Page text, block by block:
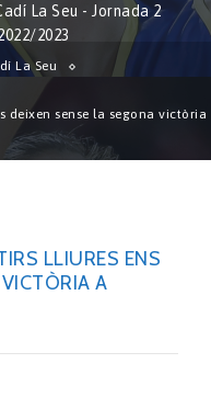
La Seu - Jornada 2
2023
La Seu
deixen sense la segona victòria
LLIURES ENS
A